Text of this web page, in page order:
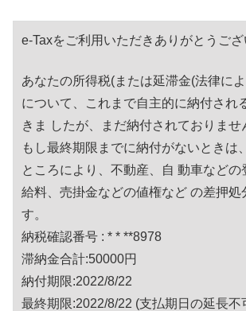
e-Taxをご利用いただきありがとうござ
あなたの所得税(または延滞金(法律に
について、これまで自主的に納付され
きま したが、まだ納付されておりませ
もし最終期限までに納付がないときは
ところにより、不動産、自 動車などの
給料、売掛金などの値権など の差押処
す。
納税確認番号 : * * **8978
滞納金合計:50000円
納付期限:2022/8/22
最終期限:2022/8/22 (支払期日の延長不